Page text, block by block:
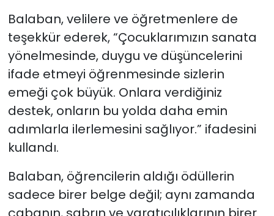
Balaban, velilere ve öğretmenlere de
teşekkür ederek, “Çocuklarımızın sanata
yönelmesinde, duygu ve düşüncelerini
ifade etmeyi öğrenmesinde sizlerin
emeği çok büyük. Onlara verdiğiniz
destek, onların bu yolda daha emin
adımlarla ilerlemesini sağlıyor.” ifadesini
kullandı.
Balaban, öğrencilerin aldığı ödüllerin
sadece birer belge değil; aynı zamanda